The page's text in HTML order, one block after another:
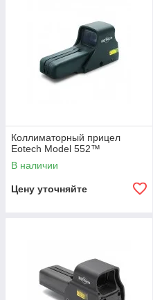
Коллиматорный прицел
Eotech Model 552™
В наличии
Цену уточняйте